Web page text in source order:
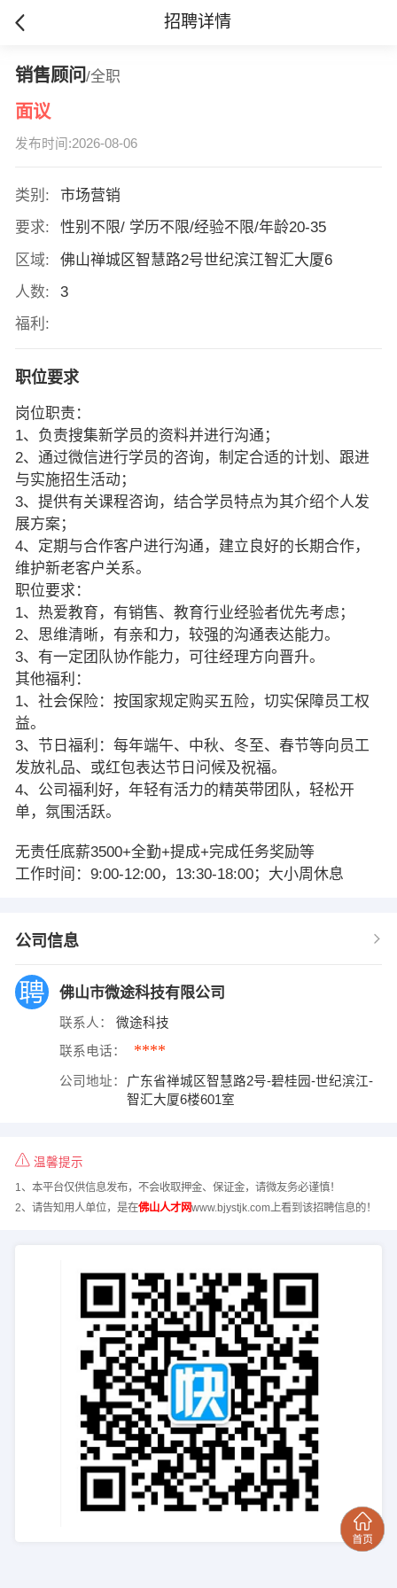
招聘详情
销售顾问/全职
面议
发布时间:2026-08-06
类别:
市场营销
要求:
性别不限/ 学历不限/经验不限/年龄20-35
区域:
佛山禅城区智慧路2号世纪滨江智汇大厦6
人数:
3
福利:
职位要求
岗位职责：
1、负责搜集新学员的资料并进行沟通；
2、通过微信进行学员的咨询，制定合适的计划、跟进
与实施招生活动；
3、提供有关课程咨询，结合学员特点为其介绍个人发
展方案；
4、定期与合作客户进行沟通，建立良好的长期合作，
维护新老客户关系。
职位要求：
1、热爱教育，有销售、教育行业经验者优先考虑；
2、思维清晰，有亲和力，较强的沟通表达能力。
3、有一定团队协作能力，可往经理方向晋升。
其他福利：
1、社会保险：按国家规定购买五险，切实保障员工权
益。
3、节日福利：每年端午、中秋、冬至、春节等向员工
发放礼品、或红包表达节日问候及祝福。
4、公司福利好，年轻有活力的精英带团队，轻松开
单，氛围活跃。
无责任底薪3500+全勤+提成+完成任务奖励等
工作时间：9:00-12:00，13:30-18:00；大小周休息
公司信息
佛山市微途科技有限公司
联系人： 微途科技
联系电话： ****
公司地址：
广东省禅城区智慧路2号-碧桂园-世纪滨江-
智汇大厦6楼601室
温馨提示
1、本平台仅供信息发布，不会收取押金、保证金，请微友务必谨慎！
2、请告知用人单位，是在佛山人才网www.bjystjk.com上看到该招聘信息的！